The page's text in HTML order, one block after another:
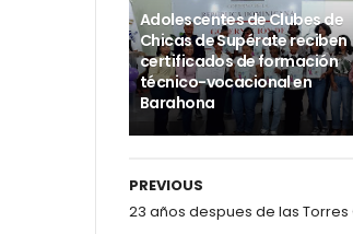
Adolescentes de Clubes de
Chicas de Supérate reciben
certificados de formación
técnico-vocacional en
Barahona
PREVIOUS
23 años despues de las Torres